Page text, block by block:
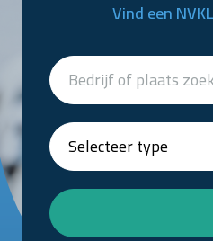
Vind een